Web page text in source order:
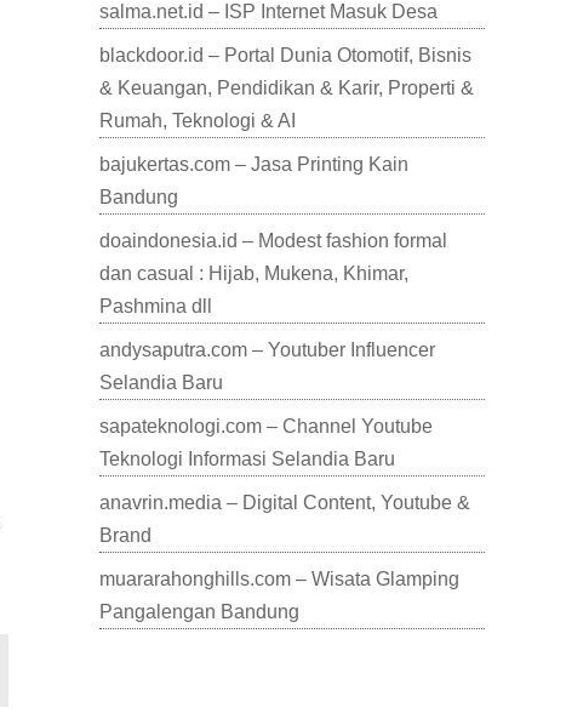
salma.net.id – ISP Internet Masuk Desa
blackdoor.id – Portal Dunia Otomotif, Bisnis
& Keuangan, Pendidikan & Karir, Properti &
Rumah, Teknologi & AI
bajukertas.com – Jasa Printing Kain
Bandung
doaindonesia.id – Modest fashion formal
dan casual : Hijab, Mukena, Khimar,
Pashmina dll
andysaputra.com – Youtuber Influencer
Selandia Baru
sapateknologi.com – Channel Youtube
Teknologi Informasi Selandia Baru
anavrin.media – Digital Content, Youtube &
Brand
muararahonghills.com – Wisata Glamping
Pangalengan Bandung